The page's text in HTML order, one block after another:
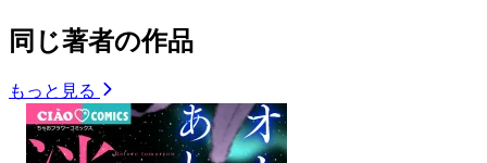
同じ著者の作品
もっと見る